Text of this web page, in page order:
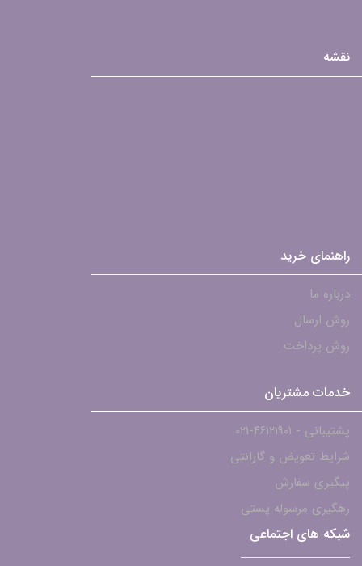
نقشه
راهنمای خرید
درباره ما
روش ارسال
روش پرداخت
خدمات مشتریان
پشتیبانی - ۴۶۱۲۱۹۰۱-021
شرایط تعویض و گارانتی
پیگیری سفارش
رهگیری مرسوله پستی
شبکه های اجتماعی